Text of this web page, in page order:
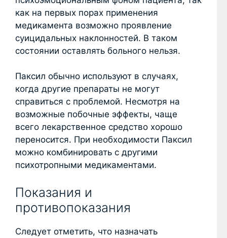
как на первых порах применения
медикамента возможно проявление
суицидальных наклонностей. В таком
состоянии оставлять больного нельзя.
Паксил обычно используют в случаях,
когда другие препараты не могут
справиться с проблемой. Несмотря на
возможные побочные эффекты, чаще
всего лекарственное средство хорошо
переносится. При необходимости Паксил
можно комбинировать с другими
психотропными медикаментами.
Показания и
противопоказания
Следует отметить, что назначать